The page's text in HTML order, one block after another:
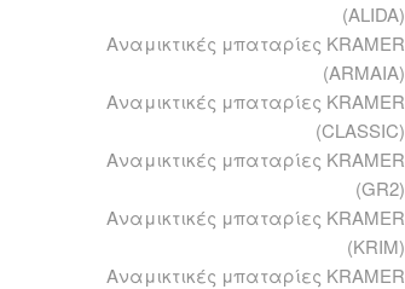
(ALIDA)
Αναμικτικές μπαταρίες KRAMER
(ARMAIA)
Αναμικτικές μπαταρίες KRAMER
(CLASSIC)
Αναμικτικές μπαταρίες KRAMER
(GR2)
Αναμικτικές μπαταρίες KRAMER
(KRIM)
Αναμικτικές μπαταρίες KRAMER